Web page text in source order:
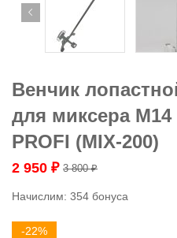
Венчик
для миксера М14
PROFI (MIX-200)
3 800₽
2 950 ₽
Начислим: 354 бонуса
-22%